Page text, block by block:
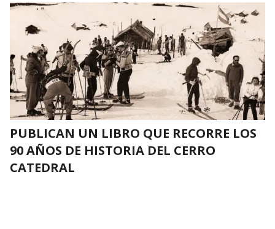
PUBLICAN UN LIBRO QUE RECORRE LOS
90 AÑOS DE HISTORIA DEL CERRO
CATEDRAL